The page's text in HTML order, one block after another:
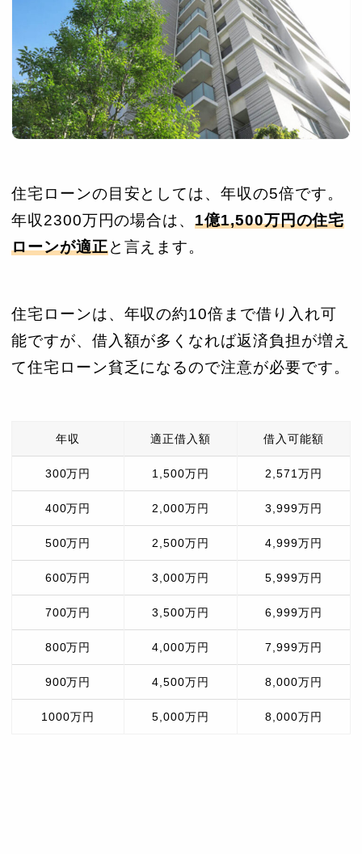
住宅ローンの目安としては、年収の5倍です。
年収2300万円の場合は、1億1,500万円の住宅
ローンが適正と言えます。
住宅ローンは、年収の約10倍まで借り入れ可
能ですが、借入額が多くなれば返済負担が増え
て住宅ローン貧乏になるので注意が必要です。
年収 適正借入額 借入可能額
300万円 1,500万円 2,571万円
400万円 2,000万円 3,999万円
500万円 2,500万円 4,999万円
600万円 3,000万円 5,999万円
700万円 3,500万円 6,999万円
800万円 4,000万円 7,999万円
900万円 4,500万円 8,000万円
1000万円 5,000万円 8,000万円